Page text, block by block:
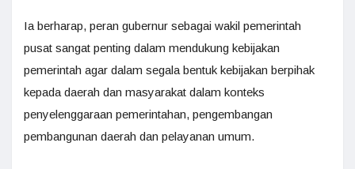
Ia berharap, peran gubernur sebagai wakil pemerintah
pusat sangat penting dalam mendukung kebijakan
pemerintah agar dalam segala bentuk kebijakan berpihak
kepada daerah dan masyarakat dalam konteks
penyelenggaraan pemerintahan, pengembangan
pembangunan daerah dan pelayanan umum.